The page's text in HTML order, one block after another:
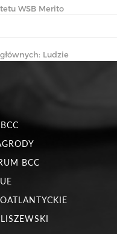
WSB Merito
Ludzie
BCC